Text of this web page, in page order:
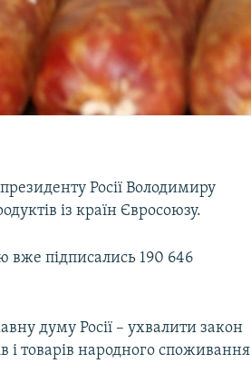
Росії Володимиру
із країн Євросоюзу.
вже підписались 190 646
думу Росії – ухвалити закон
і товарів народного споживання